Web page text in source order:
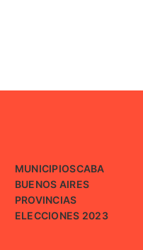
MUNICIPIOSCABA
BUENOS AIRES
PROVINCIAS
ELECCIONES 2023